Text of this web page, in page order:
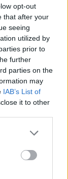
opt-out
that after your
seeing
utilized by
prior to
further
parties on the
may
IAB’s List of
it to other
Google
may click to
tags to
Google
calde e
rilassato,
mostrano
adattarsi a